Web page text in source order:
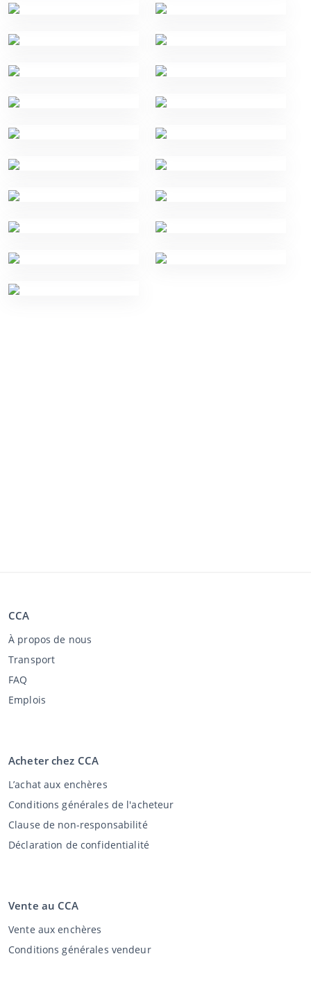
CCA
À propos de nous
Transport
FAQ
Emplois
Acheter chez CCA
L’achat aux enchères
Conditions générales de l'acheteur
Clause de non-responsabilité
Déclaration de confidentialité
Vente au CCA
Vente aux enchères
Conditions générales vendeur